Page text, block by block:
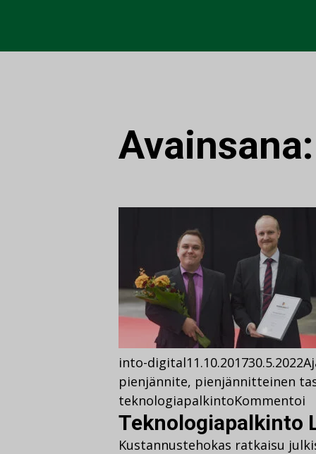
into-digital11.10.201730.5.2022
pienjännite, pienjännitteinen
teknologiapalkintoKommentoi
Teknologiapalkinto
Kustannustehokas ratkaisu